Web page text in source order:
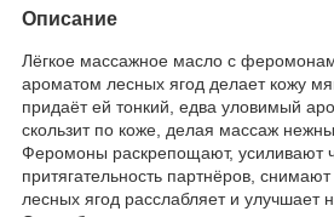
Описание
Лёгкое массажное масло с
ароматом лесных ягод делает кожу
придаёт ей тонкий, едва уловимый
скользит по коже, делая массаж
Феромоны раскрепощают, усиливают
притягательность партнёров,
лесных ягод расслабляет и улучшает